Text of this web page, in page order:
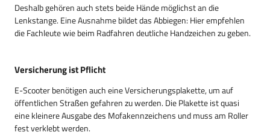
Deshalb gehören auch stets beide Hände möglichst an die
Lenkstange. Eine Ausnahme bildet das Abbiegen: Hier empfehlen
die Fachleute wie beim Radfahren deutliche Handzeichen zu geben.
Versicherung ist Pflicht
E-Scooter benötigen auch eine Versicherungsplakette, um auf
öffentlichen Straßen gefahren zu werden. Die Plakette ist quasi
eine kleinere Ausgabe des Mofakennzeichens und muss am Roller
fest verklebt werden.